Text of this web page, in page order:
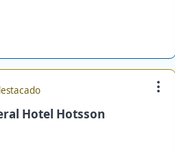
Hotel Hotsson